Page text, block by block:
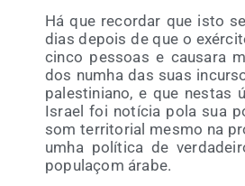
Há que recor­dar que isto
dias depois de que o
cin­co pes­soas e cau­sa­ra
dos numha das suas
pales­ti­niano, e que nes­tas
Israel foi notí­cia pola sua
som terri­to­rial mes­mo na
umha polí­ti­ca de
popu­laçom árabe.